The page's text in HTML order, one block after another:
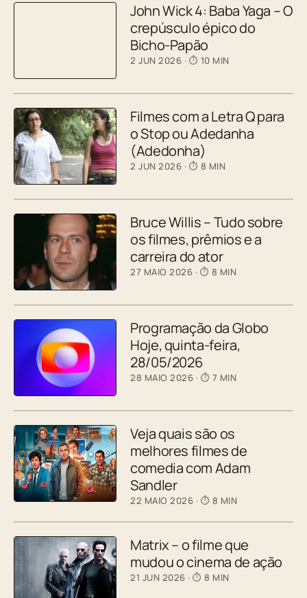
John Wick 4: Baba Yaga – O
crepúsculo épico do
Bicho-Papão
2 JUN 2026 · ⏱ 10 MIN
Filmes com a Letra Q para
o Stop ou Adedanha
(Adedonha)
2 JUN 2026 · ⏱ 8 MIN
Bruce Willis – Tudo sobre
os filmes, prêmios e a
carreira do ator
27 MAIO 2026 · ⏱ 8 MIN
Programação da Globo
Hoje, quinta-feira,
28/05/2026
28 MAIO 2026 · ⏱ 7 MIN
Veja quais são os
melhores filmes de
comedia com Adam
Sandler
22 MAIO 2026 · ⏱ 8 MIN
Matrix – o filme que
mudou o cinema de ação
21 JUN 2026 · ⏱ 8 MIN